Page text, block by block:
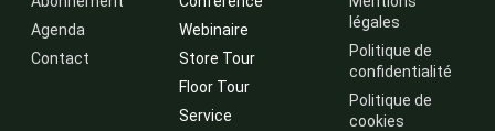
Agenda
Contact
Webinaire
Store Tour
Floor Tour
Service
légales
Politique de
confidentialité
Politique de
cookies